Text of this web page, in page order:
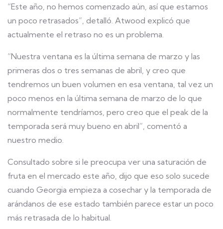
“Este año, no hemos comenzado aún, así que estamos
un poco retrasados”, detalló. Atwood explicó que
actualmente el retraso no es un problema.
“Nuestra ventana es la última semana de marzo y las
primeras dos o tres semanas de abril, y creo que
tendremos un buen volumen en esa ventana, tal vez un
poco menos en la última semana de marzo de lo que
normalmente tendríamos, pero creo que el peak de la
temporada será muy bueno en abril”, comentó a
nuestro medio.
Consultado sobre si le preocupa ver una saturación de
fruta en el mercado este año, dijo que eso solo sucede
cuando Georgia empieza a cosechar y la temporada de
arándanos de ese estado también parece estar un poco
más retrasada de lo habitual.